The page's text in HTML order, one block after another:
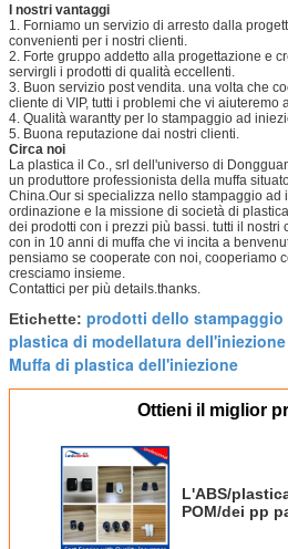
I nostri vantaggi
1. Forniamo un servizio di arresto dalla
convenienti per i nostri clienti.
2. Forte gruppo addetto alla progettazione e
servirgli i prodotti di qualità eccellenti.
3. Buon servizio post vendita. una volta che
cliente di VIP, tutti i problemi che vi aiuteremo
4. Qualità warantty per lo stampaggio ad
5. Buona reputazione dai nostri clienti.
Circa noi
La plastica il Co., srl dell'universo di
un produttore professionista della muffa
China.Our si specializza nello stampaggio ad
ordinazione e la missione di società di
dei prodotti con i prezzi più bassi. tutti il nostri
con in 10 anni di muffa che vi incita a
pensiamo se cooperate con noi, cooperiamo
cresciamo insieme.
Contattici per più details.thanks.
Etichette: prodotti dello stampaggio
plastica di modellatura dell'iniezione
Muffa di plastica dell'iniezione
Ottieni il miglior
L'ABS/
POM/dei pp